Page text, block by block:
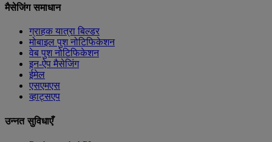
मैसेजिंग समाधान
ग्राहक यात्रा बिल्डर
मोबाइल पुश नोटिफिकेशन
वेब पुश नोटिफिकेशन
इन-ऐप मैसेजिंग
ईमेल
एसएमएस
व्हाट्सएप
उन्नत सुविधाएँ